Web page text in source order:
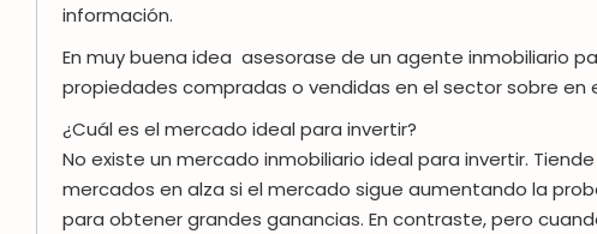
información.
En muy buena idea asesorase de un agente inmobiliario
propiedades compradas o vendidas en el sector sobre en
¿Cuál es el mercado ideal para invertir?
No existe un mercado inmobiliario ideal para invertir.
mercados en alza si el mercado sigue aumentando la
para obtener grandes ganancias. En contraste, pero